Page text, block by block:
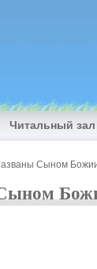
Читальный зал
Сыном